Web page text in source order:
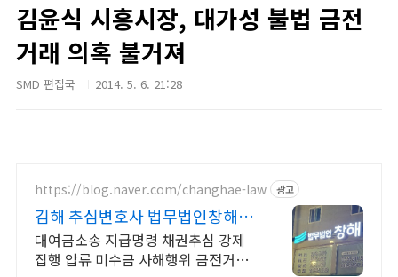
김윤식 시흥시장, 대가성 불법 금전
거래 의혹 불거져
SMD 편집국 2014. 5. 6. 21:28
https://blog.naver.com/changhae-law 광고
김해 추심변호사 법무법인창해 빌
려준 돈 확실하게 받기
대여금소송 지급명령 채권추심 강제
집행 압류 미수금 사해행위 금전거래